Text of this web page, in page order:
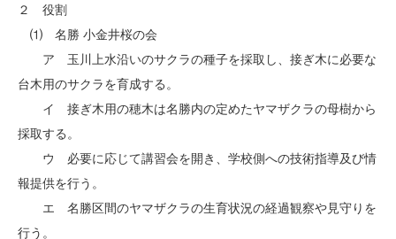
２ 役割
⑴ 名勝 小金井桜の会
ア 玉川上水沿いのサクラの種子を採取し、接ぎ木に必要な
台木用のサクラを育成する。
イ 接ぎ木用の穂木は名勝内の定めたヤマザクラの母樹から
採取する。
ウ 必要に応じて講習会を開き、学校側への技術指導及び情
報提供を行う。
エ 名勝区間のヤマザクラの生育状況の経過観察や見守りを
行う。